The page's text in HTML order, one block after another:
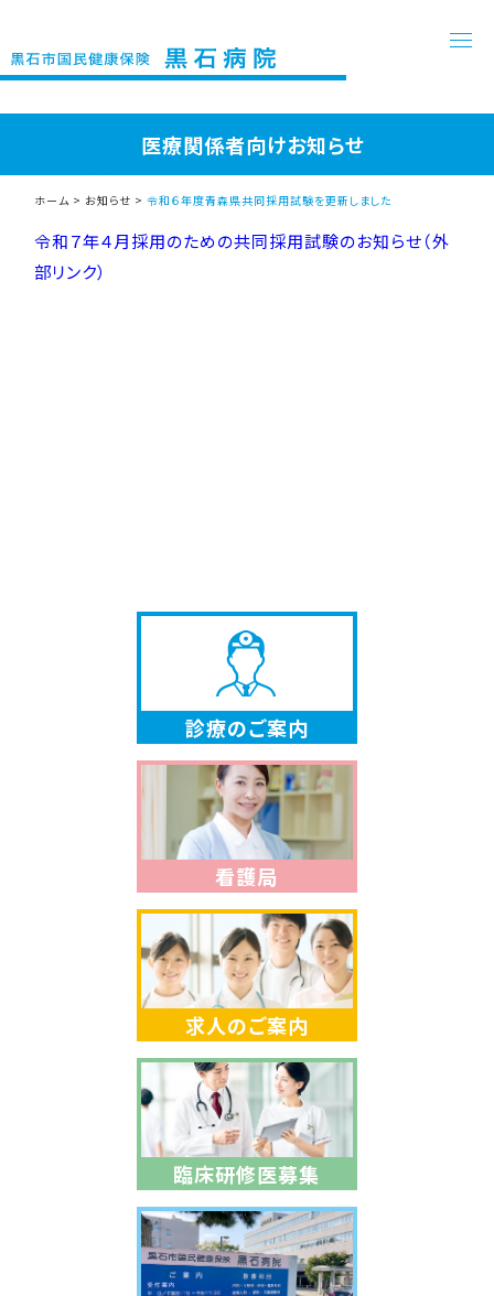
医療関係者向けお知らせ
ホーム > お知らせ >令和６年度青森県共同採用試験を更新しました
令和７年４月採用のための共同採用試験のお知らせ（外
部リンク）
診療のご案内
看護局
求人のご案内
臨床研修医募集